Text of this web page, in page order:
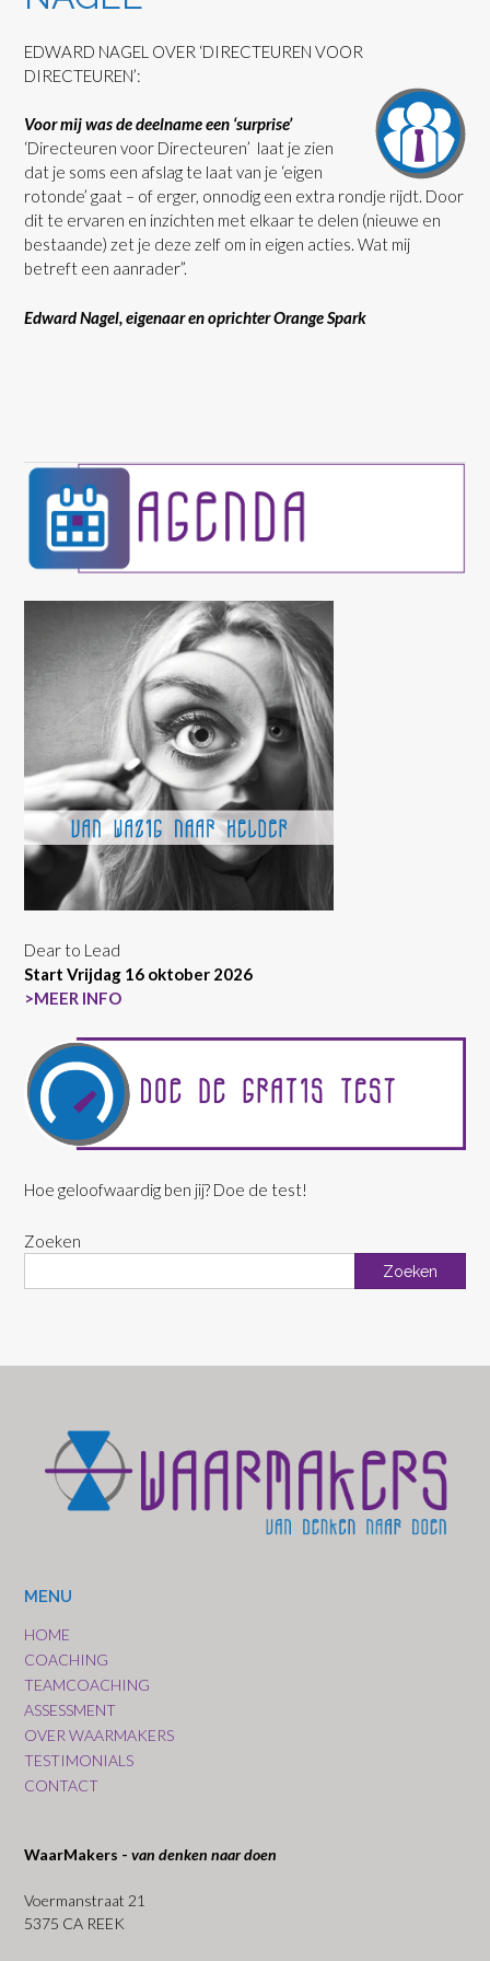
EDWARD NAGEL OVER ‘DIRECTEUREN VOOR
DIRECTEUREN’:
Voor mij was de deelname een ‘surprise’
‘Directeuren voor Directeuren’ laat je zien
dat je soms een afslag te laat van je ‘eigen
rotonde’ gaat – of erger, onnodig een extra rondje rijdt. Door
dit te ervaren en inzichten met elkaar te delen (nieuwe en
bestaande) zet je deze zelf om in eigen acties. Wat mij
betreft een aanrader”.
Edward Nagel, eigenaar en oprichter Orange Spark
Dear to Lead
Start Vrijdag 16 oktober 2026
>MEER INFO
Hoe geloofwaardig ben jij? Doe de test!
Zoeken
Zoeken
MENU
HOME
COACHING
TEAMCOACHING
ASSESSMENT
OVER WAARMAKERS
TESTIMONIALS
CONTACT
WaarMakers - van denken naar doen
Voermanstraat 21
5375 CA REEK